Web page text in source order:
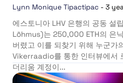
Lynn Monique Tipactipac - 3
에스토니아 LHV 은행의 공동 설
Lõhmus)는 250,000 ETH의 은
버렸고 이를 되찾기 위해 누군가
Vikerraadio를 통한 인터뷰에서
더리움 계정이...